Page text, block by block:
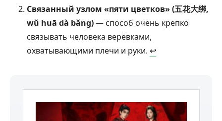
Связанный узлом «пяти цветков» (五花大绑,
wǔ huā dà bǎng)— способ очень крепко
связывать человека верёвками,
охватывающими плечи и руки. ↩︎